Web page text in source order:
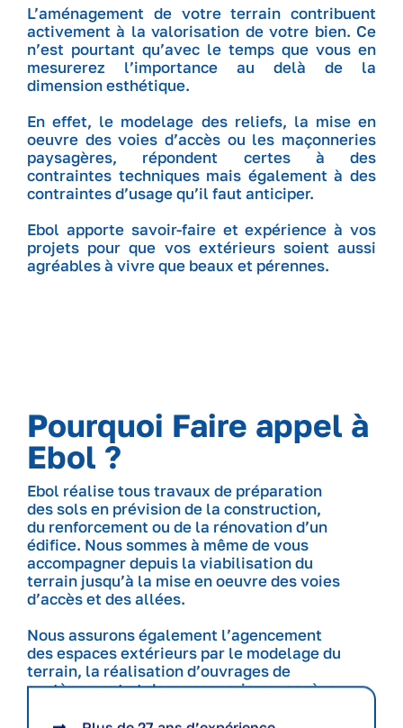
L’aménagement de votre terrain contribuent
activement à la valorisation de votre bien. Ce
n’est pourtant qu’avec le temps que vous en
mesurerez l’importance au delà de la
dimension esthétique.
En effet, le modelage des reliefs, la mise en
oeuvre des voies d’accès ou les maçonneries
paysagères, répondent certes à des
contraintes techniques mais également à des
contraintes d’usage qu’il faut anticiper.
Ebol apporte savoir-faire et expérience à vos
projets pour que vos extérieurs soient aussi
agréables à vivre que beaux et pérennes.
Pourquoi Faire appel à
Ebol ?
Ebol réalise tous travaux de préparation
des sols en prévision de la construction,
du renforcement ou de la rénovation d’un
édifice. Nous sommes à même de vous
accompagner depuis la viabilisation du
terrain jusqu’à la mise en oeuvre des voies
d’accès et des allées.
Nous assurons également l’agencement
des espaces extérieurs par le modelage du
terrain, la réalisation d’ouvrages de
soutènement et de maçonnerie paysagère